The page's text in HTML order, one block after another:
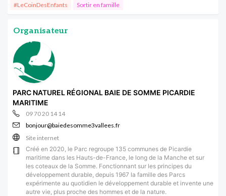
#LeCoinDesEnfants Sortir en famille
Organisateur
PARC NATUREL RÉGIONAL BAIE DE SOMME PICARDIE
MARITIME
09 70 20 14 14
bonjour@baiedesomme3vallees.fr
Site internet
Créé en 2020, le Parc regroupe 135 communes de Picardie
maritime dans les Hauts-de-France, le long de la Manche et sur
les coteaux de la Somme. Fonctionnant sur les principes du
développement durable, depuis 1967 la famille des Parcs
expérimente au quotidien le développement durable et invente une
autre vie, plus proche des hommes et de la nature.